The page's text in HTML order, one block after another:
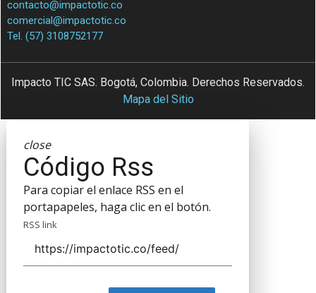
contacto@impactotic.co
comercial@impactotic.co
Tel. (57) 3108752177
Impacto TIC SAS. Bogotá, Colombia. Derechos Reservados.
Mapa del Sitio
close
Código Rss
Para copiar el enlace RSS en el
portapapeles, haga clic en el botón.
RSS link